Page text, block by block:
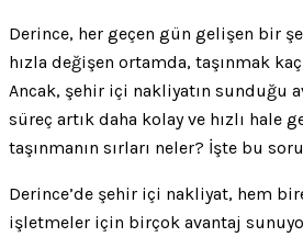
Derince, her geçen gün gelişen bir
hızla değişen ortamda, taşınmak
Ancak, şehir içi nakliyatın sunduğu
süreç artık daha kolay ve hızlı hale
taşınmanın sırları neler? İşte bu
Derince’de şehir içi nakliyat, hem
işletmeler için birçok avantaj